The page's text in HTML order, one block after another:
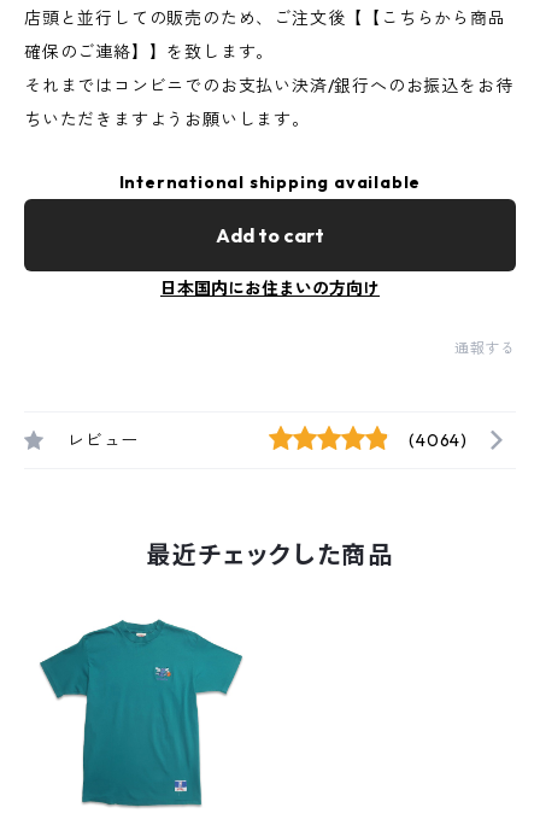
店頭と並行しての販売のため、ご注文後【【こちらから商品
確保のご連絡】】を致します。
それまではコンビニでのお支払い決済/銀行へのお振込をお待
ちいただきますようお願いします。
International shipping available
Add to cart
日本国内にお住まいの方向け
通報する
レビュー (4064)
最近チェックした商品